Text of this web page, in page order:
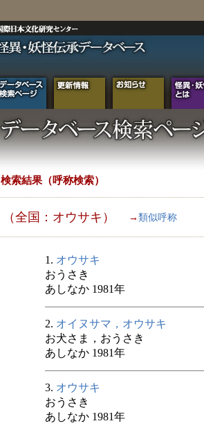
検索結果（呼称検索）
（全国：オウサキ） → 類似呼称
1. オウサキ
おうさき
あしなか 1981年
2. オイヌサマ，オウサキ
お犬さま，おうさき
あしなか 1981年
3. オウサキ
おうさき
あしなか 1981年